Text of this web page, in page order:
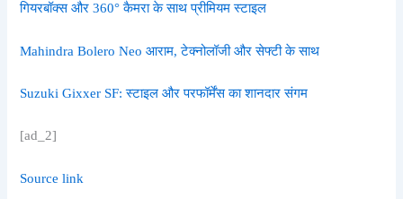
गियरबॉक्स और 360° कैमरा के साथ प्रीमियम स्टाइल
Mahindra Bolero Neo आराम, टेक्नोलॉजी और सेफ्टी के साथ
Suzuki Gixxer SF: स्टाइल और परफॉर्मेंस का शानदार संगम
[ad_2]
Source link